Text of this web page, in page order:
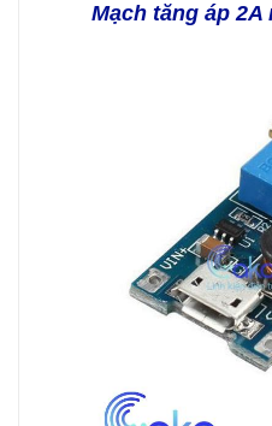
Mạch tăng áp 2A